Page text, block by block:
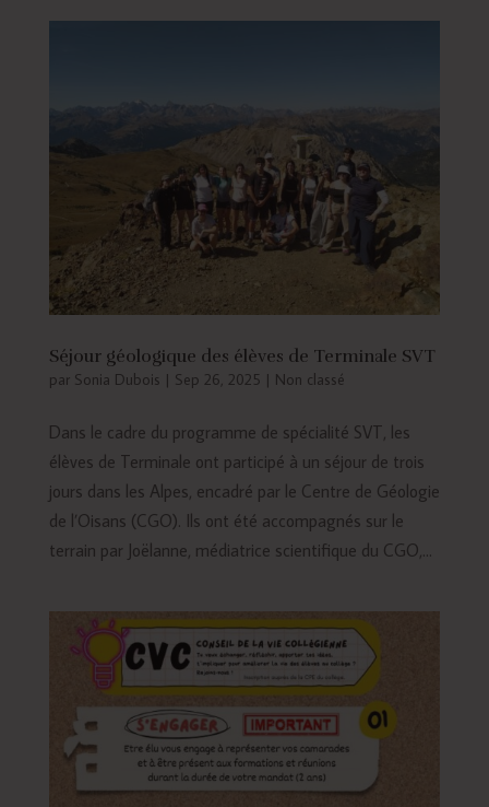
Séjour géologique des élèves de Terminale SVT
par Sonia Dubois | Sep 26, 2025 | Non classé
Dans le cadre du programme de spécialité SVT, les
élèves de Terminale ont participé à un séjour de trois
jours dans les Alpes, encadré par le Centre de Géologie
de l’Oisans (CGO). Ils ont été accompagnés sur le
terrain par Joëlanne, médiatrice scientifique du CGO,...